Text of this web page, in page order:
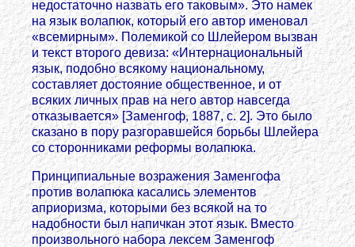
недостаточно назвать его таковым». Это намек
на язык волапюк, который его автор именовал
«всемирным». Полемикой со Шлейером вызван
и текст второго девиза: «Интернациональный
язык, подобно всякому национальному,
составляет достояние общественное, и от
всяких личных прав на него автор навсегда
отказывается» [Заменгоф, 1887, с. 2]. Это было
сказано в пору разгоравшейся борьбы Шлейера
со сторонниками реформы волапюка.
Принципиальные возражения Заменгофа
против волапюка касались элементов
априоризма, которыми без всякой на то
надобности был напичкан этот язык. Вместо
произвольного набора лексем Заменгоф